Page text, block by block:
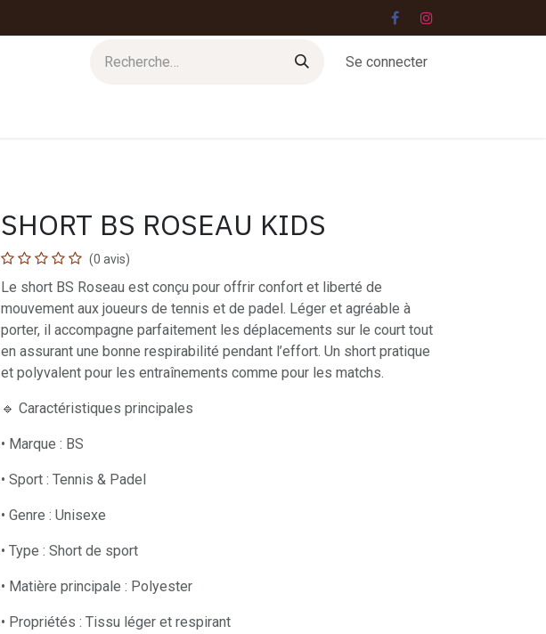
Se connecter
SHORT BS ROSEAU KIDS
(0 avis)
Le short BS Roseau est conçu pour offrir confort et liberté de
mouvement aux joueurs de tennis et de padel. Léger et agréable à
porter, il accompagne parfaitement les déplacements sur le court tout
en assurant une bonne respirabilité pendant l’effort. Un short pratique
et polyvalent pour les entraînements comme pour les matchs.
🔹 Caractéristiques principales
• Marque : BS
• Sport : Tennis & Padel
• Genre : Unisexe
• Type : Short de sport
• Matière principale : Polyester
• Propriétés : Tissu léger et respirant